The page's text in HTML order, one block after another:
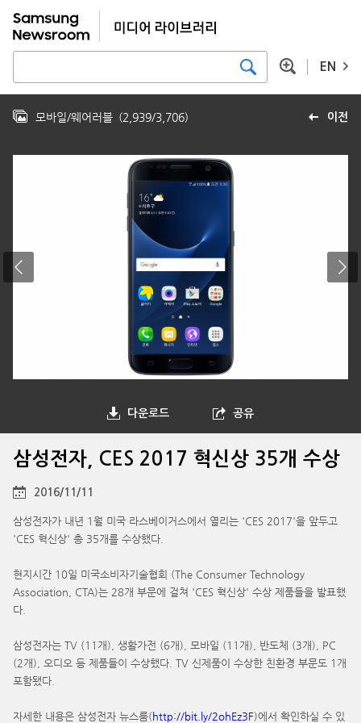
EN
이전
모바일/웨어러블 (2,939/3,706)
다운로드 공유
삼성전자, CES 2017 혁신상 35개 수상
2016/11/11
삼성전자가 내년 1월 미국 라스베이거스에서 열리는 'CES 2017'을 앞두고
'CES 혁신상' 총 35개를 수상했다.
현지시간 10일 미국소비자기술협회 (The Consumer Technology
Association, CTA)는 28개 부문에 걸쳐 'CES 혁신상' 수상 제품들을 발표했
다.
삼성전자는 TV (11개), 생활가전 (6개), 모바일 (11개), 반도체 (3개), PC
(2개), 오디오 등 제품들이 수상했다. TV 신제품이 수상한 친환경 부문도 1개
포함됐다.
자세한 내용은 삼성전자 뉴스룸(http://bit.ly/2ohEz3F)에서 확인하실 수 있